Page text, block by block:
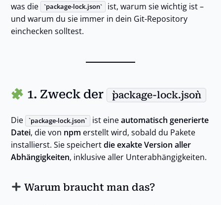
was die
package-lock.json
ist, warum sie wichtig ist –
und warum du sie immer in dein Git-Repository
einchecken solltest.
1. Zweck der package-lock.json
Die package-lock.json ist eineautomatisch generierte
Datei, die von npm erstellt wird, sobald du Pakete
installierst. Sie speichertdie exakte Version aller
Abhängigkeiten, inklusive aller Unterabhängigkeiten.
Warum braucht man das?